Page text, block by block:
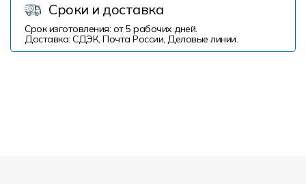
Сроки и доставка
Срок изготовления: от 5 рабочих дней.
Доставка: СДЭК, Почта России, Деловые линии.